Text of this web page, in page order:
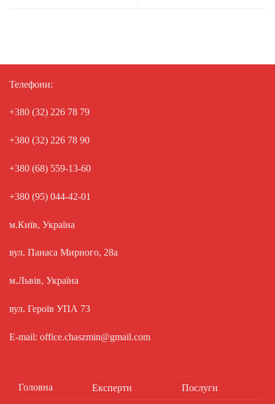
Телефони:
+380 (32) 226 78 79
+380 (32) 226 78 90
+380 (68) 559-13-60
+380 (95) 044-42-01
м.Київ, Україна
вул. Панаса Мирного, 28а
м.Львів, Україна
вул. Героїв УПА 73
E-mail: office.chaszmin@gmail.com
Головна Експерти Послуги